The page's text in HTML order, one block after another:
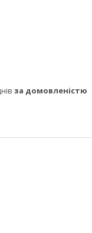
за домовленістю